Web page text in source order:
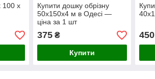
100 х
Купити дошку обрізну
50х150х4 м в Одесі —
ціна за 1 шт
375₴
Купити
450